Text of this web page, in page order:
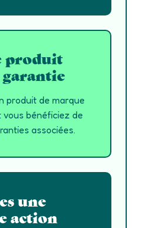
produit
produit de marque
bénéficiez de
associées.
une
action